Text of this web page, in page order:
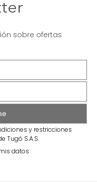
sobre ofertas
y restricciones
Tugó S.A.S.
datos